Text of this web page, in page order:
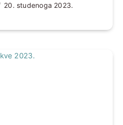
20. studenoga 2023.